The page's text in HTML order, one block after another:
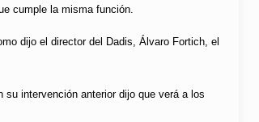
cumple la misma función.
dijo el director del Dadis, Álvaro Fortich, el
intervención anterior dijo que verá a los